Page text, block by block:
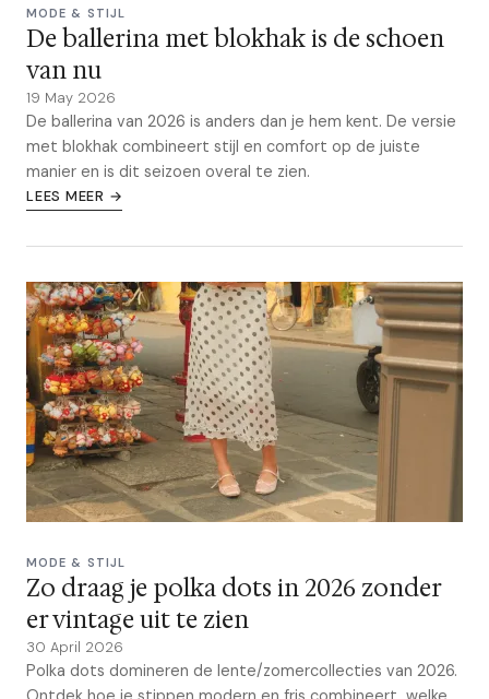
MODE & STIJL
De ballerina met blokhak is de schoen
van nu
19 May 2026
De ballerina van 2026 is anders dan je hem kent. De versie
met blokhak combineert stijl en comfort op de juiste
manier en is dit seizoen overal te zien.
LEES MEER →
MODE & STIJL
Zo draag je polka dots in 2026 zonder
er vintage uit te zien
30 April 2026
Polka dots domineren de lente/zomercollecties van 2026.